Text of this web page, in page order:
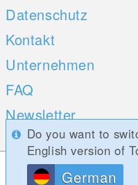
Datenschutz
Kontakt
Unternehmen
FAQ
Newsletter
Umfragen
Do you want to
English version of
German
Diese Website